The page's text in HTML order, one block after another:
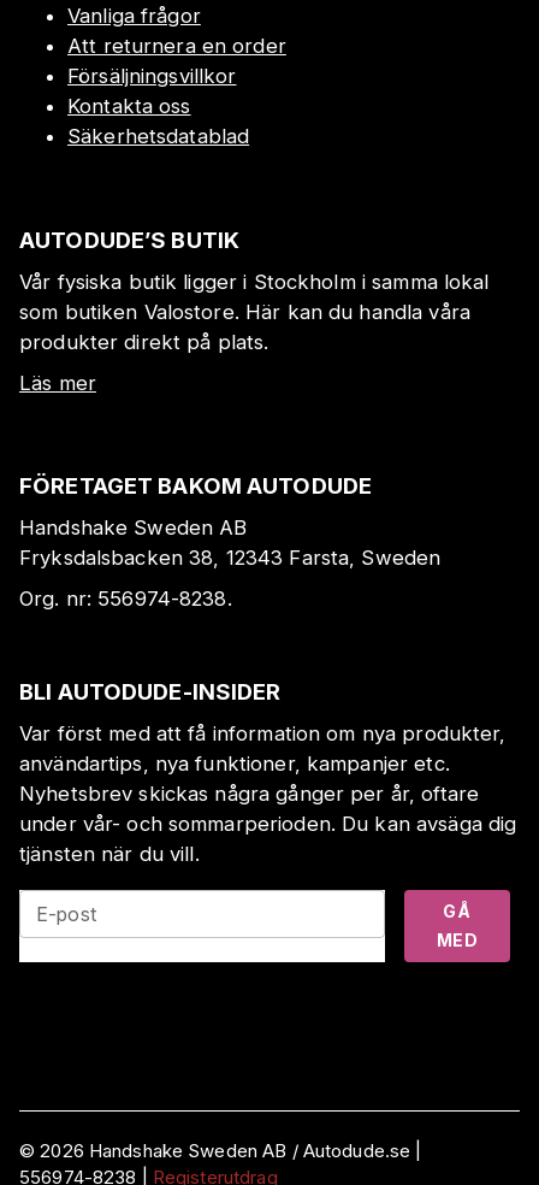
Vanliga frågor
Att returnera en order
Försäljningsvillkor
Kontakta oss
Säkerhetsdatablad
AUTODUDE’S BUTIK
Vår fysiska butik ligger i Stockholm i samma lokal
som butiken Valostore. Här kan du handla våra
produkter direkt på plats.
Läs mer
FÖRETAGET BAKOM AUTODUDE
Handshake Sweden AB
Fryksdalsbacken 38, 12343 Farsta, Sweden
Org. nr: 556974-8238.
BLI AUTODUDE-INSIDER
Var först med att få information om nya produkter,
användartips, nya funktioner, kampanjer etc.
Nyhetsbrev skickas några gånger per år, oftare
under vår- och sommarperioden. Du kan avsäga dig
tjänsten när du vill.
E-post
GÅ
MED
©2026 Handshake Sweden AB / Autodude.se |
556974-8238
Registerutdrag